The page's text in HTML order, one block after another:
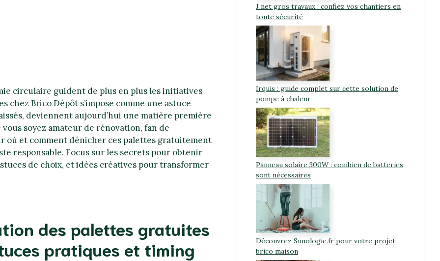
circulaire guident de plus en plus les initiatives
Brico Dépôt s’impose comme une astuce
deviennent aujourd’hui une matière première
soyez amateur de rénovation, fan de
et comment dénicher ces palettes gratuitement
responsable. Focus sur les secrets pour obtenir
de choix, et idées créatives pour transformer
des palettes gratuites
pratiques et timing
J net gros travaux : confiez vos chantiers en
toute sécurité
Irquis : guide complet sur cette solution de
pompe à chaleur
Panneau solaire 300W : combien de batteries
sont nécessaires
Découvrez Sunologie.fr pour votre projet
brico maison